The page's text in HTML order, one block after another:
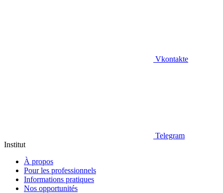
Vkontakte
Telegram
Institut
À propos
Pour les professionnels
Informations pratiques
Nos opportunités